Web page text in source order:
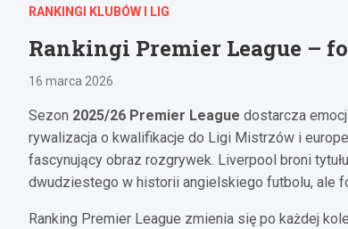
RANKINGI KLUBÓW I LIG
Rankingi Premier League –
16 marca 2026
Sezon 2025/26 Premier League dostarcza
rywalizacja o kwalifikacje do Ligi Mistrzów i
fascynujący obraz rozgrywek. Liverpool broni
dwudziestego w historii angielskiego futbolu, ale
Ranking Premier League zmienia się po każdej